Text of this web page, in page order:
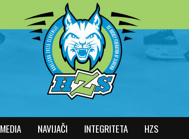
MEDIA NAVIJAČI INTEGRITETA HZS